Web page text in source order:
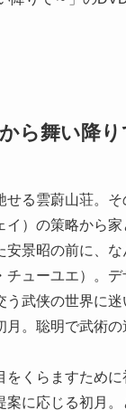
ら舞い降
せる雲蔚山荘。
）の策略から
景昭の前に、
チューユエ）。
う武侠の世界に
月。聡明で武術
をくらますため
案に応じる初月